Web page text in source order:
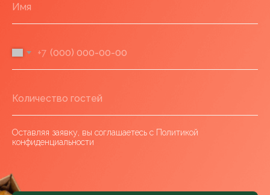
+7
Оставляя заявку, вы соглашаетесь с Политикой
конфиденциальности